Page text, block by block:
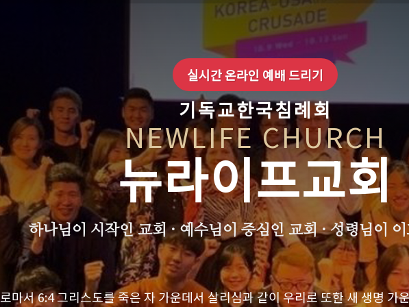
실시간 온라인 예배 드리기
기독교한국침례회
NEWLIFE CHURCH
뉴라이프교회
하나님이 시작인 교회 · 예수님이 중심인 교회 · 성령님이
로마서 6:4 그리스도를 죽은 자 가운데서 살리심과 같이 우리로 또한 새 생명 가